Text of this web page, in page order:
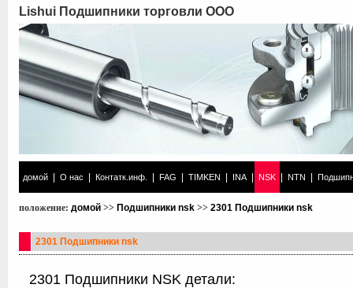
Lishui Подшипники торговли ООО
домой О нас Контатк.инф. FAG TIMKEN INA NSK NTN
положение: домой >> Подшипники nsk >> 2301 Подшипники nsk
2301 Подшипники nsk
2301 Подшипники NSK детали: